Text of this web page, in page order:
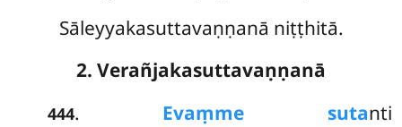
Sāleyyakasuttavaṇṇanā niṭṭhitā.
2. Verañjakasuttavaṇṇanā
444. Evaṃme sutanti